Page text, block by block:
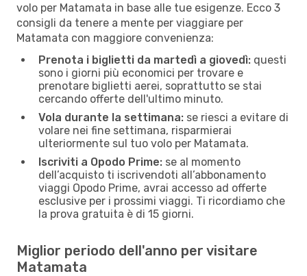
volo per Matamata in base alle tue esigenze. Ecco 3
consigli da tenere a mente per viaggiare per
Matamata con maggiore convenienza:
Prenota i biglietti da martedì a giovedì: questi
sono i giorni più economici per trovare e
prenotare biglietti aerei, soprattutto se stai
cercando offerte dell'ultimo minuto.
Vola durante la settimana: se riesci a evitare di
volare nei fine settimana, risparmierai
ulteriormente sul tuo volo per Matamata.
Iscriviti a Opodo Prime: se al momento
dell’acquisto ti iscrivendoti all’abbonamento
viaggi Opodo Prime, avrai accesso ad offerte
esclusive per i prossimi viaggi. Ti ricordiamo che
la prova gratuita è di 15 giorni.
Miglior periodo dell'anno per visitare
Matamata